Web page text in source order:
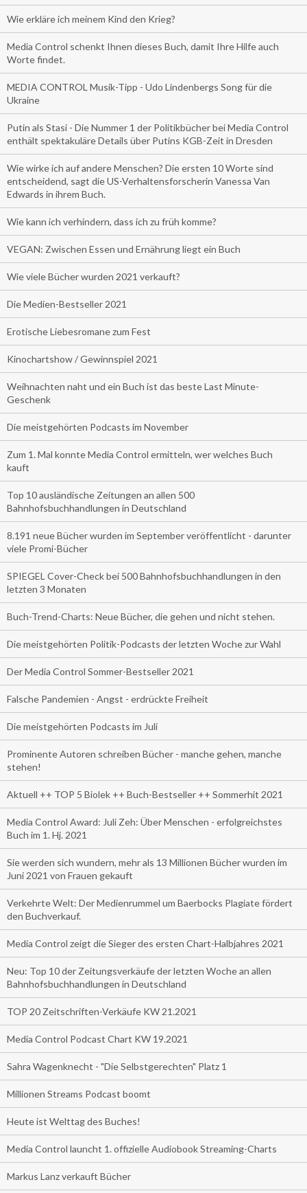
Wie erkläre ich meinem Kind den Krieg?
Media Control schenkt Ihnen dieses Buch, damit Ihre Hilfe auch
Worte findet.
MEDIA CONTROL Musik-Tipp - Udo Lindenbergs Song für die
Ukraine
Putin als Stasi - Die Nummer 1 der Politikbücher bei Media Control
enthält spektakuläre Details über Putins KGB-Zeit in Dresden
Wie wirke ich auf andere Menschen? Die ersten 10 Worte sind
entscheidend, sagt die US-Verhaltensforscherin Vanessa Van
Edwards in ihrem Buch.
Wie kann ich verhindern, dass ich zu früh komme?
VEGAN: Zwischen Essen und Ernährung liegt ein Buch
Wie viele Bücher wurden 2021 verkauft?
Die Medien-Bestseller 2021
Erotische Liebesromane zum Fest
Kinochartshow / Gewinnspiel 2021
Weihnachten naht und ein Buch ist das beste Last Minute-
Geschenk
Die meistgehörten Podcasts im November
Zum 1. Mal konnte Media Control ermitteln, wer welches Buch
kauft
Top 10 ausländische Zeitungen an allen 500
Bahnhofsbuchhandlungen in Deutschland
8.191 neue Bücher wurden im September veröffentlicht - darunter
viele Promi-Bücher
SPIEGEL Cover-Check bei 500 Bahnhofsbuchhandlungen in den
letzten 3 Monaten
Buch-Trend-Charts: Neue Bücher, die gehen und nicht stehen.
Die meistgehörten Politik-Podcasts der letzten Woche zur Wahl
Der Media Control Sommer-Bestseller 2021
Falsche Pandemien - Angst - erdrückte Freiheit
Die meistgehörten Podcasts im Juli
Prominente Autoren schreiben Bücher - manche gehen, manche
stehen!
Aktuell ++ TOP 5 Biolek ++ Buch-Bestseller ++ Sommerhit 2021
Media Control Award: Juli Zeh: Über Menschen - erfolgreichstes
Buch im 1. Hj. 2021
Sie werden sich wundern, mehr als 13 Millionen Bücher wurden im
Juni 2021 von Frauen gekauft
Verkehrte Welt: Der Medienrummel um Baerbocks Plagiate fördert
den Buchverkauf.
Media Control zeigt die Sieger des ersten Chart-Halbjahres 2021
Neu: Top 10 der Zeitungsverkäufe der letzten Woche an allen
Bahnhofsbuchhandlungen in Deutschland
TOP 20 Zeitschriften-Verkäufe KW 21.2021
Media Control Podcast Chart KW 19.2021
Sahra Wagenknecht - "Die Selbstgerechten" Platz 1
Millionen Streams Podcast boomt
Heute ist Welttag des Buches!
Media Control launcht 1. offizielle Audiobook Streaming-Charts
Markus Lanz verkauft Bücher